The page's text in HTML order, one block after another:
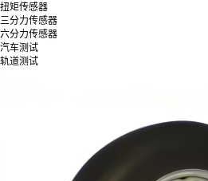
扭矩传感器
三分力传感器
六分力传感器
汽车测试
轨道测试